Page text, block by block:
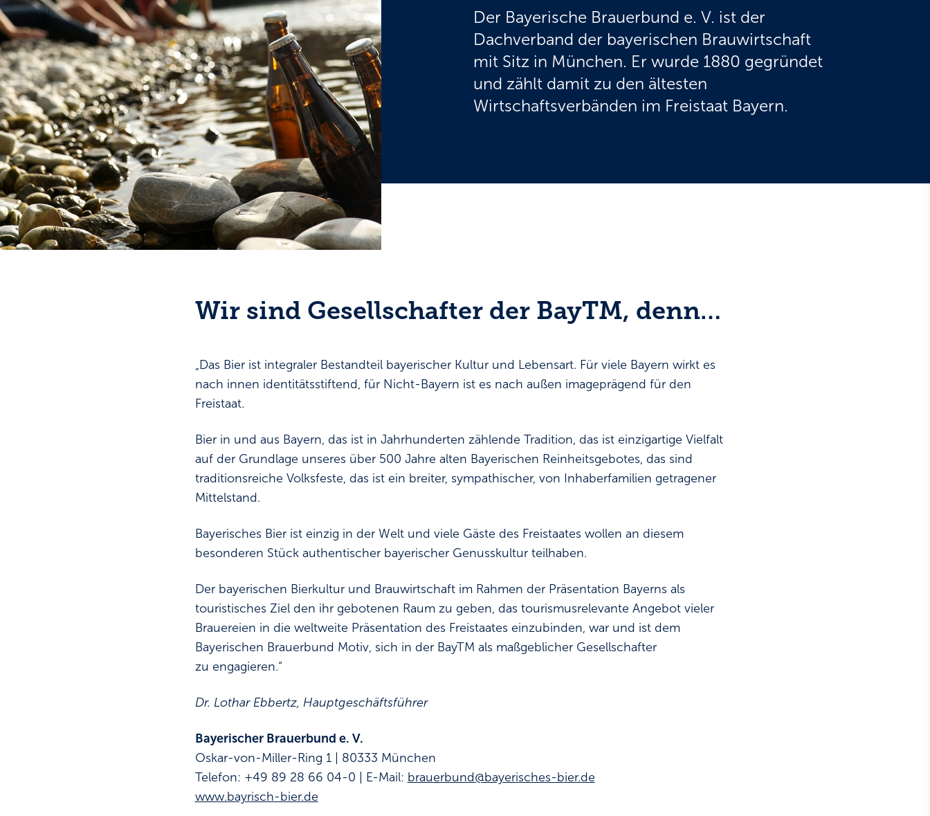
Der Bayerische Brauerbund e. V. ist der
Dachverband der bayerischen Brauwirtschaft
mit Sitz in München. Er wurde 1880 gegründet
und zählt damit zu den ältesten
Wirtschaftsverbänden im Freistaat Bayern.
Wir sind Gesellschafter der BayTM, denn…
„Das Bier ist integraler Bestandteil bayerischer Kultur und Lebensart. Für viele Bayern wirkt es
nach innen identitätsstiftend, für Nicht-Bayern ist es nach außen imageprägend für den
Freistaat.
Bier in und aus Bayern, das ist in Jahrhunderten zählende Tradition, das ist einzigartige Vielfalt
auf der Grundlage unseres über 500 Jahre alten Bayerischen Reinheitsgebotes, das sind
traditionsreiche Volksfeste, das ist ein breiter, sympathischer, von Inhaberfamilien getragener
Mittelstand.
Bayerisches Bier ist einzig in der Welt und viele Gäste des Freistaates wollen an diesem
besonderen Stück authentischer bayerischer Genusskultur teilhaben.
Der bayerischen Bierkultur und Brauwirtschaft im Rahmen der Präsentation Bayerns als
touristisches Ziel den ihr gebotenen Raum zu geben, das tourismusrelevante Angebot vieler
Brauereien in die weltweite Präsentation des Freistaates einzubinden, war und ist dem
Bayerischen Brauerbund Motiv, sich in der BayTM als maßgeblicher Gesellschafter
zu engagieren.“
Dr. Lothar Ebbertz, Hauptgeschäftsführer
Bayerischer Brauerbund e. V.
Oskar-von-Miller-Ring 1 | 80333 München
Telefon: +49 89 28 66 04-0 | E-Mail: brauerbund@bayerisches-bier.de
www.bayrisch-bier.de